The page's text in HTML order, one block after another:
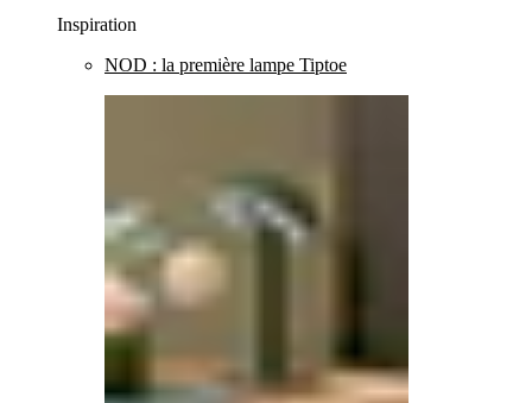
Inspiration
NOD : la première lampe Tiptoe